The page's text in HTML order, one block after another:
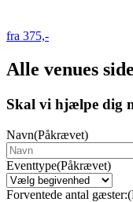
fra 375,-
Alle venues
Skal vi hjælpe dig
Navn(Påkrævet)
Eventtype(Påkrævet)
Forventede antal gæster: